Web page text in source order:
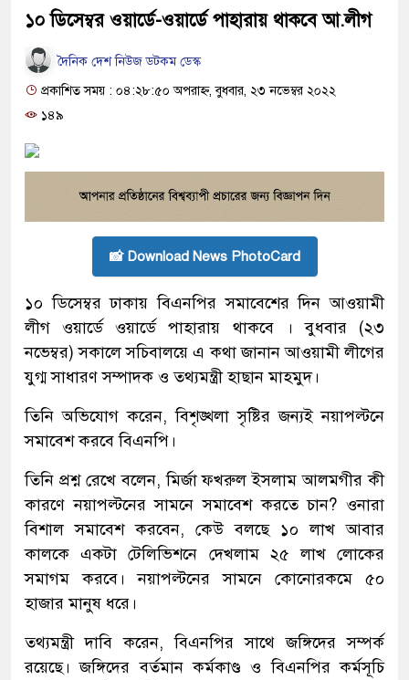
১০ ডিসেম্বর ওয়ার্ডে-ওয়ার্ডে পাহারায় থাকবে আ.লীগ
দৈনিক দেশ নিউজ ডটকম ডেস্ক
প্রকাশিত সময় : ০৪:২৮:৫০ অপরাহ্ন, বুধবার, ২৩ নভেম্বর ২০২২
১৪৯
📸 Download News PhotoCard
১০ ডিসেম্বর ঢাকায় বিএনপির সমাবেশের দিন আওয়ামী
লীগ ওয়ার্ডে ওয়ার্ডে পাহারায় থাকবে । বুধবার (২৩
নভেম্বর) সকালে সচিবালয়ে এ কথা জানান আওয়ামী লীগের
যুগ্ম সাধারণ সম্পাদক ও তথ্যমন্ত্রী হাছান মাহমুদ।
তিনি অভিযোগ করেন, বিশৃঙ্খলা সৃষ্টির জন্যই নয়াপল্টনে
সমাবেশ করবে বিএনপি।
তিনি প্রশ্ন রেখে বলেন, মির্জা ফখরুল ইসলাম আলমগীর কী
কারণে নয়াপল্টনের সামনে সমাবেশ করতে চান? ওনারা
বিশাল সমাবেশ করবেন, কেউ বলছে ১০ লাখ আবার
কালকে একটা টেলিভিশনে দেখলাম ২৫ লাখ লোকের
সমাগম করবে। নয়াপল্টনের সামনে কোনোরকমে ৫০
হাজার মানুষ ধরে।
তথ্যমন্ত্রী দাবি করেন, বিএনপির সাথে জঙ্গিদের সম্পর্ক
রয়েছে। জঙ্গিদের বর্তমান কর্মকাণ্ড ও বিএনপির কর্মসূচি